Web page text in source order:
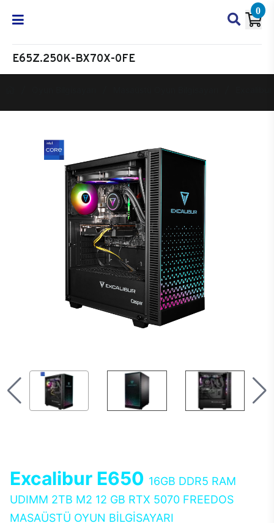
0
E65Z.250K-BX70X-0FE
Excalibur E650 16GB DDR5 RAM
UDIMM 2TB M2 12 GB RTX 5070 FREEDOS
MASAÜSTÜ OYUN BİLGİSAYARI